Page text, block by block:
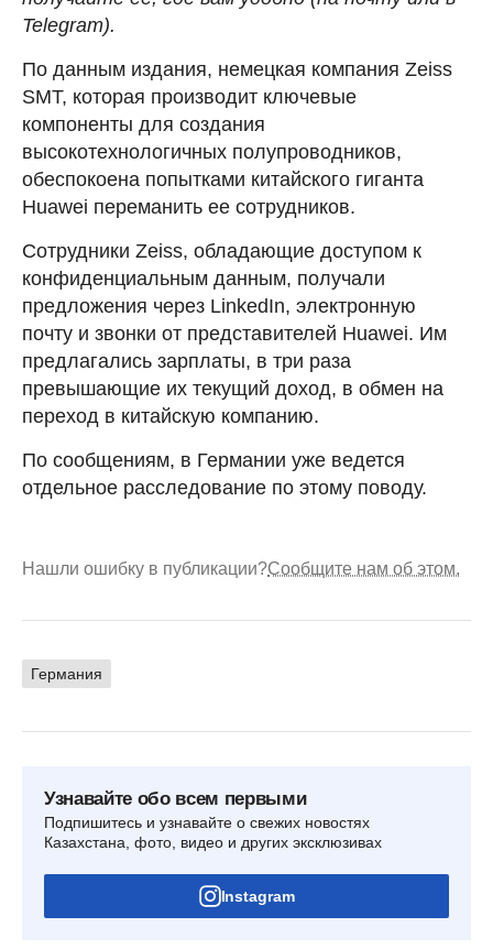
Telegram).
По данным издания, немецкая компания Zeiss
SMT, которая производит ключевые
компоненты для создания
высокотехнологичных полупроводников,
обеспокоена попытками китайского гиганта
Huawei переманить ее сотрудников.
Сотрудники Zeiss, обладающие доступом к
конфиденциальным данным, получали
предложения через LinkedIn, электронную
почту и звонки от представителей Huawei. Им
предлагались зарплаты, в три раза
превышающие их текущий доход, в обмен на
переход в китайскую компанию.
По сообщениям, в Германии уже ведется
отдельное расследование по этому поводу.
Нашли ошибку в публикации?Сообщите нам об этом.
Германия
Узнавайте обо всем первыми
Подпишитесь и узнавайте о свежих новостях
Казахстана, фото, видео и других эксклюзивах
Instagram